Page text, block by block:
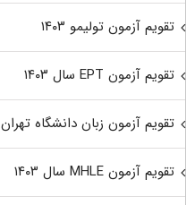
تقویم آزمون تولیمو ۱۴۰۳
تقویم آزمون EPT سال ۱۴۰۳
تقویم آزمون زبان دانشگاه تهران ۱۴۰۳
تقویم آزمون MHLE سال ۱۴۰۳